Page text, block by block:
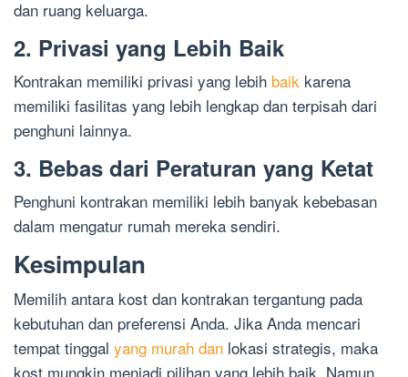
dan ruang keluarga.
2. Privasi yang Lebih Baik
Kontrakan memiliki privasi yang lebih baik karena
memiliki fasilitas yang lebih lengkap dan terpisah dari
penghuni lainnya.
3. Bebas dari Peraturan yang Ketat
Penghuni kontrakan memiliki lebih banyak kebebasan
dalam mengatur rumah mereka sendiri.
Kesimpulan
Memilih antara kost dan kontrakan tergantung pada
kebutuhan dan preferensi Anda. Jika Anda mencari
tempat tinggal yang murah dan lokasi strategis, maka
kost mungkin menjadi pilihan yang lebih baik. Namun,